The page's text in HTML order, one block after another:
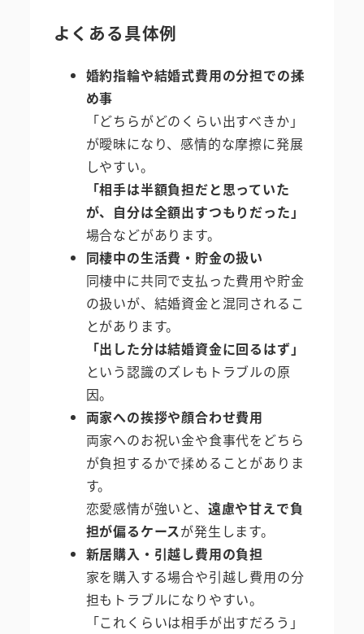
よくある具体例
婚約指輪や結婚式費用の分担での揉
め事
「どちらがどのくらい出すべきか」
が曖昧になり、感情的な摩擦に発展
しやすい。
「相手は半額負担だと思っていた
が、自分は全額出すつもりだった」
場合などがあります。
同棲中の生活費・貯金の扱い
同棲中に共同で支払った費用や貯金
の扱いが、結婚資金と混同されるこ
とがあります。
「出した分は結婚資金に回るはず」
という認識のズレもトラブルの原
因。
両家への挨拶や顔合わせ費用
両家へのお祝い金や食事代をどちら
が負担するかで揉めることがありま
す。
恋愛感情が強いと、 遠慮や甘えで負
担が偏るケースが発生します。
新居購入・引越し費用の負担
家を購入する場合や引越し費用の分
担もトラブルになりやすい。
「これくらいは相手が出すだろう」